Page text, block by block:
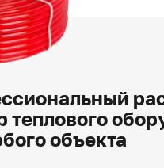
теплового
объекта